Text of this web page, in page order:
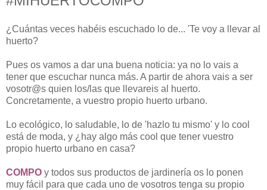
¿Cuántas veces habéis escuchado lo de... 'Te voy a llevar al
huerto?
Pues os vamos a dar una buena noticia: ya no lo vais a
tener que escuchar nunca más. A partir de ahora vais a ser
vosotr@s quien los/las que llevareis al huerto.
Concretamente, a vuestro propio huerto urbano.
Lo ecológico, lo saludable, lo de 'hazlo tu mismo' y lo cool
está de moda, y ¿hay algo más cool que tener vuestro
propio huerto urbano en casa?
COMPO y todos sus productos de jardinería os lo ponen
muy fácil para que cada uno de vosotros tenga su propio